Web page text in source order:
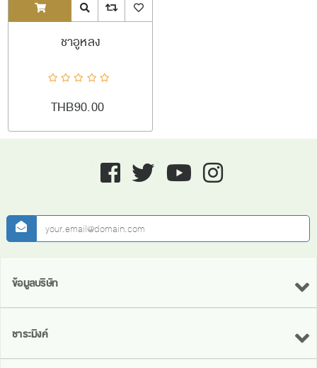
ADDTOCART Quick ViewAddToCompareList
AddToWishlist
ชาอูหลง
THB90.00
Facebook twitter youtube instagram
newsletter
ข้อมูลบริษัท
ชาระมิงค์